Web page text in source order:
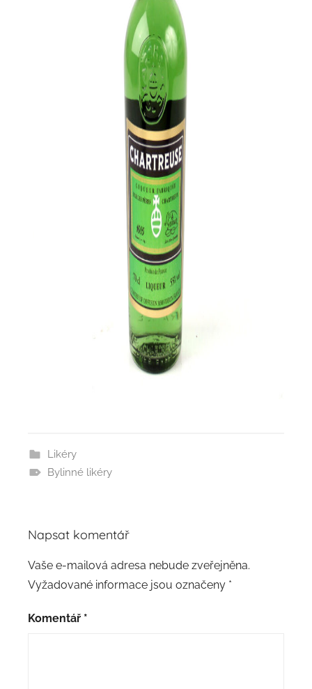
Likéry
Bylinné likéry
Napsat komentář
Vaše e-mailová adresa nebude zveřejněna.
Vyžadované informace jsou označeny *
Komentář *